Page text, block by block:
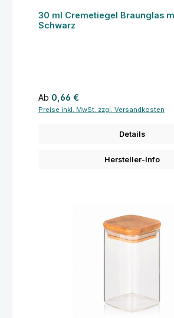
30 ml Cremetiegel Braunglas
Schwarz
Regulärer Preis:
Ab 0,66 €
Preise inkl. MwSt. zzgl. Versandkosten
Details
Hersteller-Info